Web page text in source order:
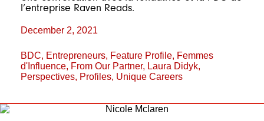
l’entreprise Raven Reads.
December 2, 2021
BDC, Entrepreneurs, Feature Profile, Femmes
d'Influence, From Our Partner, Laura Didyk,
Perspectives, Profiles, Unique Careers